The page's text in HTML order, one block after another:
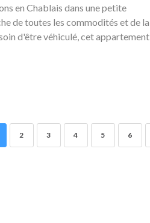
en Chablais dans une petite
de toutes les commodités et de la
d'être véhiculé, cet appartement
2 3 4 5 6